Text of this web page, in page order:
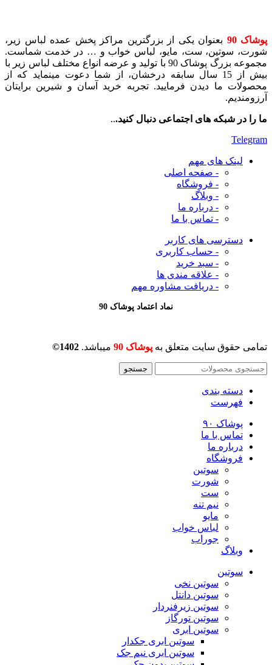
پوشاک 90
بعنوان یکی از بزرگترین مراکز پخش عمده لباس زیر،
شورت، سوتین، ست، مایو، لباس خواب و … در خدمت شماست.
مجموعه بزرگ پوشاک 90 با تولید و عرضه انواع مختلف لباس زیر با
بیش از 15 سال سابقه درخشان، از شما دعوت مینماید که از
محصولات ما دیدن فرمایید. تجربه خرید آسان و شیرین برایتان
آرزومندیم.
ما را در شبکه های اجتماعی دنبال کنید...
Telegram
لینک های مهم
- صفحه اصلی
- فروشگاه
- وبلاگ
- درباره ما
- تماس با ما
دسترسی های کاربر
- حساب کاربری
- سبد خرید
- علاقه مندی ها
- دریافت مشاوره مهم
نماد اعتماد پوشاک 90
تمامی حقوق سایت متعلق به پوشاک 90 میباشد. 1402©
جستجو
دسته بندی
فهرست
پوشاک ۹۰
تماس با ما
درباره ما
فروشگاه
سوتین
شورت
ست
نیم تنه
مایو
لباس خواب
جوراب
وبلاگ
سوتین
سوتین نخی
سوتین دانتل
سوتین زیرفنردار
سوتین تورگاز
سوتین ابری
سوتین ابری جکدار
سوتین ابری نیم جک